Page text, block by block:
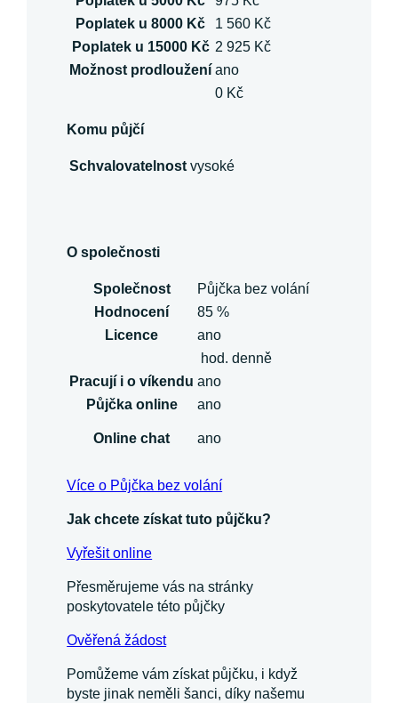
Poplatek u 8000 Kč
1 560 Kč
Poplatek u 15000 Kč 2 925 Kč
Možnost prodloužení ano
0 Kč
Komu půjčí
Schvalovatelnost vysoké
O společnosti
Společnost
Půjčka bez volání
Hodnocení
85 %
Licence
ano
hod. denně
Pracují i o víkendu ano
Půjčka online
ano
Online chat ano
Více o Půjčka bez volání
Jak chcete získat tuto půjčku?
Vyřešit online
Přesměrujeme vás na stránky
poskytovatele této půjčky
Ověřená žádost
Pomůžeme vám získat půjčku, i když
byste jinak neměli šanci, díky našemu